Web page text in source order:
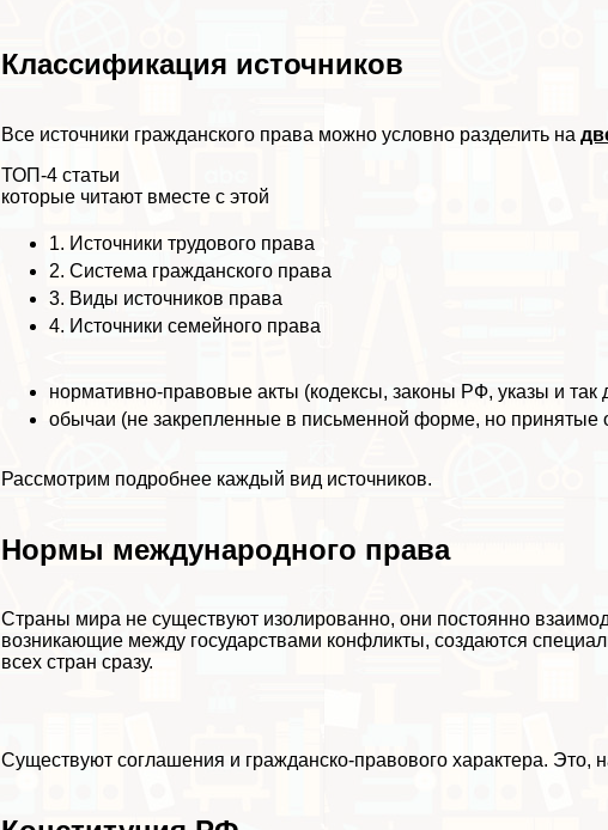
Классификация источников
Все источники гражданского права можно условно разделить на
ТОП-4 статьи
которые читают вместе с этой
1. Источники трудового права
2. Система гражданского права
3. Виды источников права
4. Источники семейного права
нормативно-правовые акты (кодексы, законы РФ, указы и так
обычаи (не закрепленные в письменной форме, но принятые
Рассмотрим подробнее каждый вид источников.
Нормы международного права
Страны мира не существуют изолированно, они постоянно
возникающие между государствами конфликты, создаются
всех стран сразу.
Существуют соглашения и гражданско-правового хаpaктера. Это,